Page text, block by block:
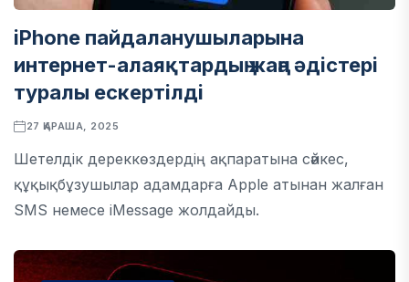
iPhone пайдаланушыларына
интернет-алаяқтардың жаңа әдістері
туралы ескертілді
27 ҚАРАША, 2025
Шетелдік дереккөздердің ақпаратына сәйкес,
құқықбұзушылар адамдарға Apple атынан жалған
SMS немесе iMessage жолдайды.